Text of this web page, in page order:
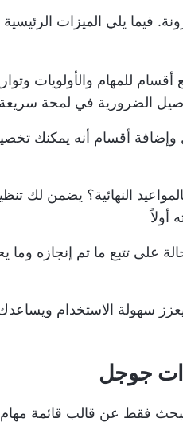
فيما يلي الميزات
للمهام والأولويات
الضرورية في لمحة سريعة
وإضافة أقسام أنه يمكنك
النهائية؟ يضمن لك
أولاً
على تتبع ما تم إنجازه وما
سهولة الاستخدام ويساعدك
فقط عن قالب قائمة